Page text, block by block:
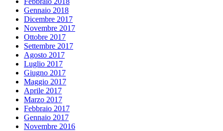
Gennaio 2018
Dicembre 2017
Novembre 2017
Ottobre 2017
Settembre 2017
Agosto 2017
Luglio 2017
Giugno 2017
Maggio 2017
Aprile 2017
Marzo 2017
Febbraio 2017
Gennaio 2017
Novembre 2016